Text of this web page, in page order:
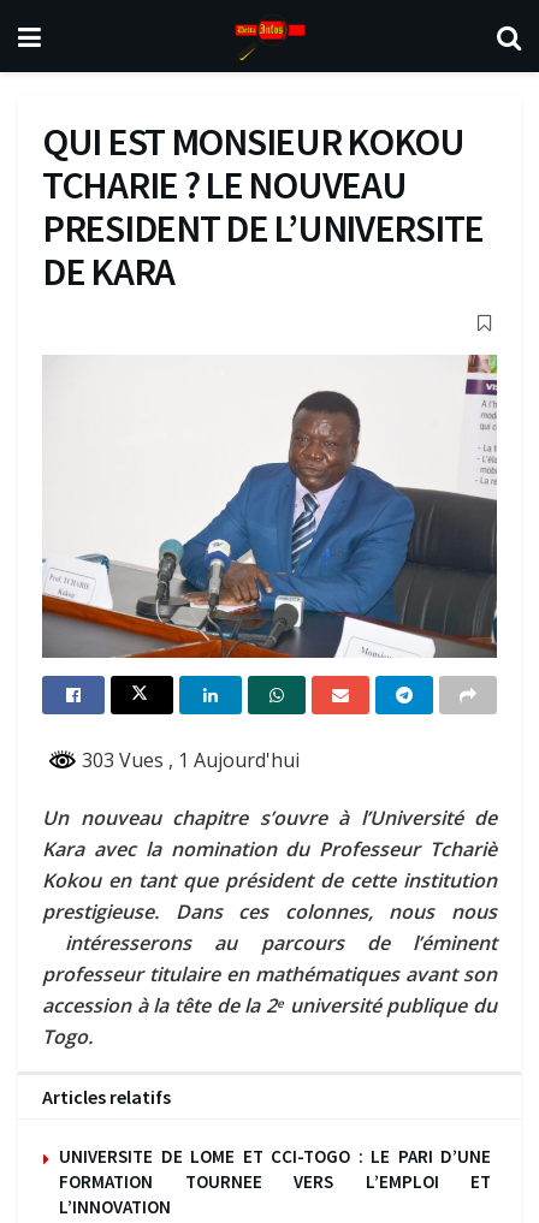
QUI EST MONSIEUR KOKOU
TCHARIE ? LE NOUVEAU
PRESIDENT DE L’UNIVERSITE
DE KARA
303 Vues , 1 Aujourd'hui
Un nouveau chapitre s’ouvre à l’Université de
Kara avec la nomination du Professeur Tchariè
Kokou en tant que président de cette institution
prestigieuse. Dans ces colonnes, nous nous
intéresserons au parcours de l’éminent
professeur titulaire en mathématiques avant son
accession à la tête de la 2e université publique du
Togo.
Articles relatifs
UNIVERSITE DE LOME ET CCI-TOGO : LE PARI D’UNE
FORMATION TOURNEE VERS L’EMPLOI ET
L’INNOVATION